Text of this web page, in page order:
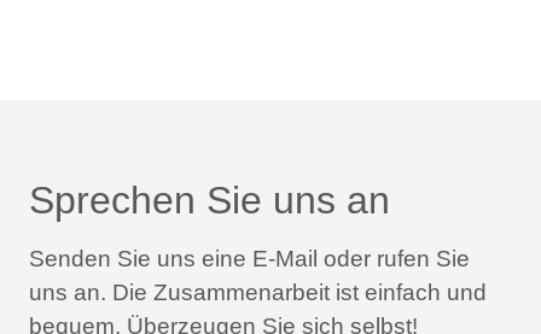
Sprechen Sie uns an
Senden Sie uns eine E-Mail oder rufen Sie
uns an. Die Zusammenarbeit ist einfach und
bequem. Überzeugen Sie sich selbst!